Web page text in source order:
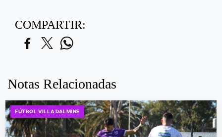
COMPARTIR:
Notas Relacionadas
FÚTBOL VILLA DALMINE